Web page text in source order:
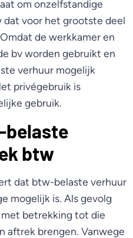
om onzelfstandige
dat voor het grootste deel
de werkkamer en
bv worden gebruikt en
verhuur mogelijk
privégebruik is
gebruik.
belaste
btw
dat btw-belaste verhuur
mogelijk is. Als gevolg
met betrekking tot die
aftrek brengen. Vanwege